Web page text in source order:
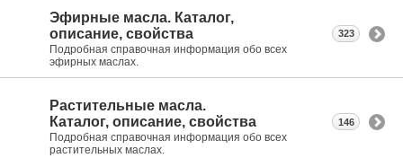
Эфирные масла. Каталог,
описание, свойства
Подробная справочная информация обо всех
эфирных маслах.
323
Растительные масла.
Каталог, описание, свойства
Подробная справочная информация обо всех
растительных маслах.
146